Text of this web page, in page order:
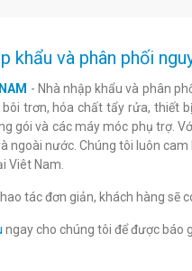
khẩu và phân phối
- Nhà nhập khẩu và phân
trơn, hóa chất tẩy rửa, thiết
gói và các máy móc phụ trợ.
ngoài nước. Chúng tôi luôn
Viêt Nam.
tác đơn giản, khách hàng sẽ
ngay cho chúng tôi để được báo